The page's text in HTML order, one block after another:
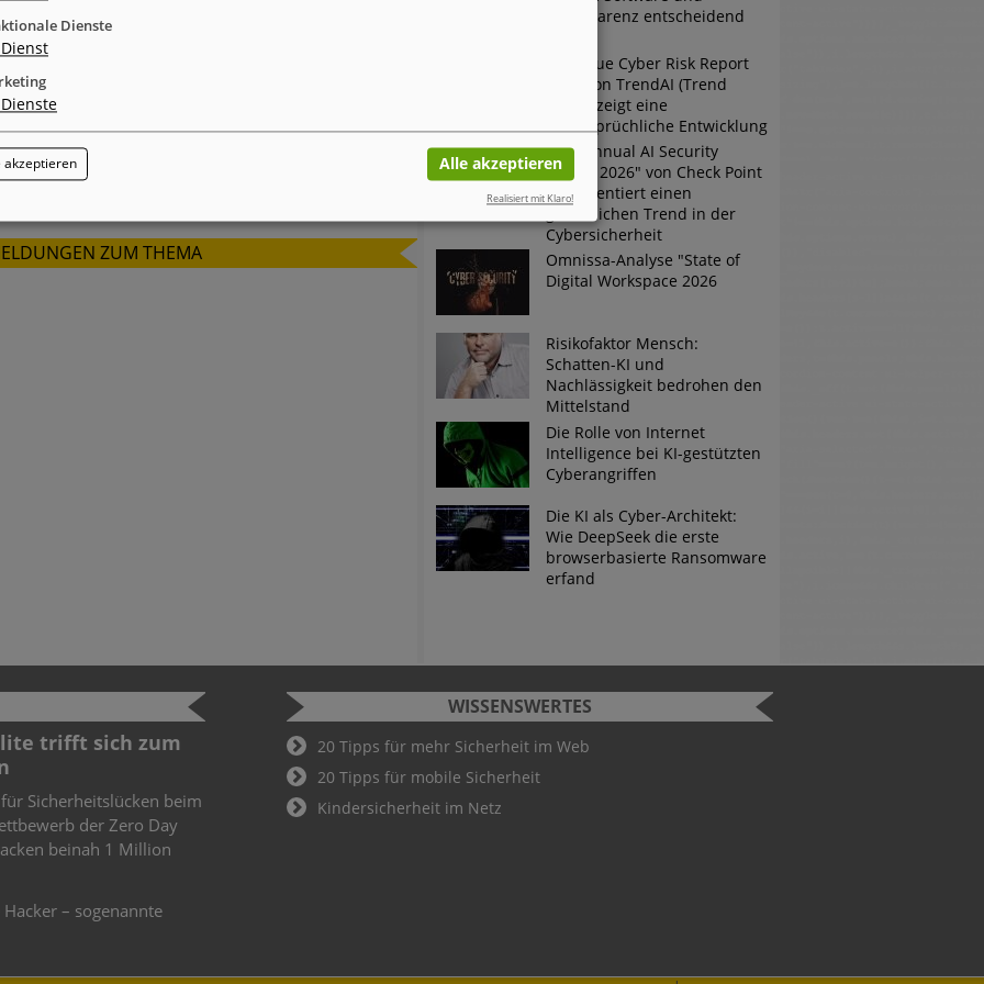
im Hintergrund während die Emulator-
schwer, die eigentliche Malware
Browser-Verlauf, die gespeicherten
installierten Software-Pakete aus.
ZUM THEMA
Transparenz entscheidend
Der neue Cyber Risk Report
2026 von TrendAI (Trend
Micro) zeigt eine
widersprüchliche Entwicklung
Der "Annual AI Security
Report 2026" von Check Point
dokumentiert einen
gefährlichen Trend in der
Cybersicherheit
Omnissa-Analyse "State of
Digital Workspace 2026
Risikofaktor Mensch:
Schatten-KI und
Nachlässigkeit bedrohen den
Mittelstand
Die Rolle von Internet
Intelligence bei KI-gestützten
Cyberangriffen
Die KI als Cyber-Architekt:
Wie DeepSeek die erste
browserbasierte Ransomware
erfand
trifft sich zum
Sicherheitslücken beim
der Zero Day
beinah 1 Million
Hacker – sogenannte
Cyber Security Challenge
2022
Schüler und Studenten können bei der
WISSENSWERTES
20 Tipps für mehr Sicherheit im Web
20 Tipps für mobile Sicherheit
Kindersicherheit im Netz
Dienste
Dienst
Dienste
akzeptieren Alle akzeptieren
Realisiert mit Klaro!